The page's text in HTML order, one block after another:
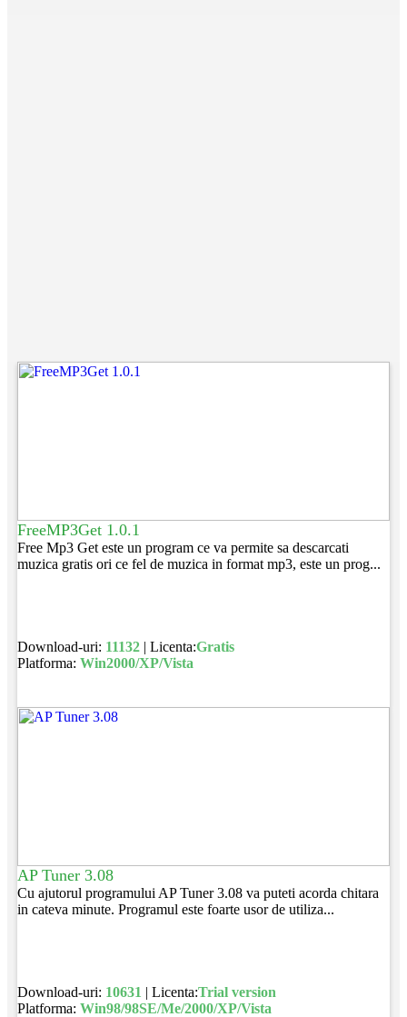
FreeMP3Get 1.0.1
Free Mp3 Get este un program ce va permite sa descarcati
muzica gratis ori ce fel de muzica in format mp3, este un prog...
Download-uri: 11132| Licenta:Gratis
Platforma: Win2000/XP/Vista
AP Tuner 3.08
Cu ajutorul programului AP Tuner 3.08 va puteti acorda chitara
in cateva minute. Programul este foarte usor de utiliza...
Download-uri: 10631 | Licenta:Trial version
Platforma: Win98/98SE/Me/2000/XP/Vista